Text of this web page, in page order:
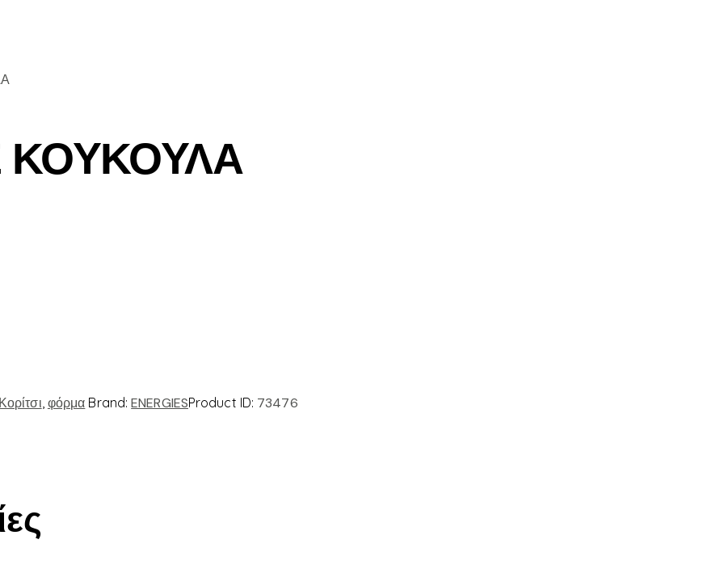
ΚΟΥΚΟΥΛΑ
, φόρμα Brand:ENERGIESProduct ID: 73476